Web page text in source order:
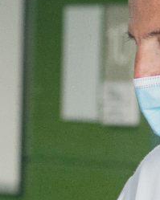
PERITAJE
JUDICIAL
COLEGIALES
SALUD Y
MÉDICO
AGENCIA DE
PREMIOS Y BECAS
RECETAS
privada